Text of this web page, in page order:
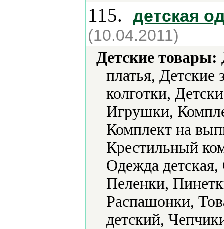
115. детская
(10.04.2011)
Детские товары:
платья,
колготки,
Игрушки,
Комплект на
Крестильный
Одежда
Пеленки,
Распашонки,
детский,